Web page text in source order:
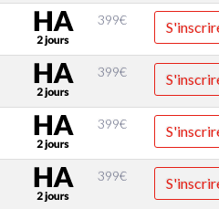
399€
399€
399€
399€